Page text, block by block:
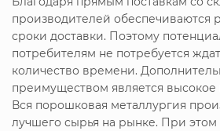
производителей обеспечиваются
сроки доставки. Поэтому
потребителям не потребуется
количество времени.
преимуществом является высокое
Вся порошковая металлургия
лучшего сырья на рынке. При этом